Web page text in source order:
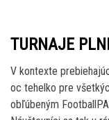
TURNAJE
V kontexte
oc tehelko pre
obľúbeným